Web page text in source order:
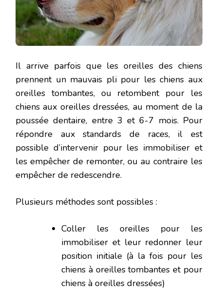
Il arrive parfois que les oreilles des chiens
prennent un mauvais pli pour les chiens aux
oreilles tombantes, ou retombent pour les
chiens aux oreilles dressées, au moment de la
poussée dentaire, entre 3 et 6-7 mois. Pour
répondre aux standards de races, il est
possible d’intervenir pour les immobiliser et
les empêcher de remonter, ou au contraire les
empêcher de redescendre.
Plusieurs méthodes sont possibles :
Coller les oreilles pour les
immobiliser et leur redonner leur
position initiale (à la fois pour les
chiens à oreilles tombantes et pour
chiens à oreilles dressées)